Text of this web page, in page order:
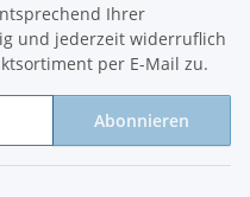
Ihrer
und jederzeit widerruflich
per E-Mail zu.
Abonnieren